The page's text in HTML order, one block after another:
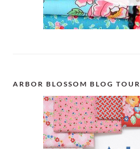
ARBOR BLOSSOM BLOG TOUR